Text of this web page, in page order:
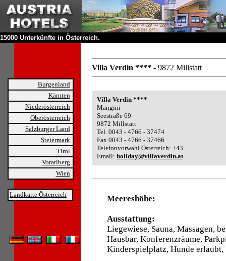
15000 Unterkünfte in Österreich.
Burgenland
Kärnten
Niederösterreich
Oberösterreich
Salzburger Land
Steiermark
Tirol
Vorarlberg
Wien
Landkarte Österreich
Villa Verdin **** - 9872 Millstatt
Villa Verdin ****
Mangini
Seestraße 69
9872 Millstatt
Tel. 0043 - 4766 - 37474
Fax 0043 - 4766 - 37466
Telefonvorwahl Österreich: +43
Email: holiday@villaverdin.at
Meereshöhe:
Ausstattung:
Liegewiese, Sauna, Massagen,
Hausbar, Konferenzräume,
Kinderspielplatz, Hunde erlaubt,